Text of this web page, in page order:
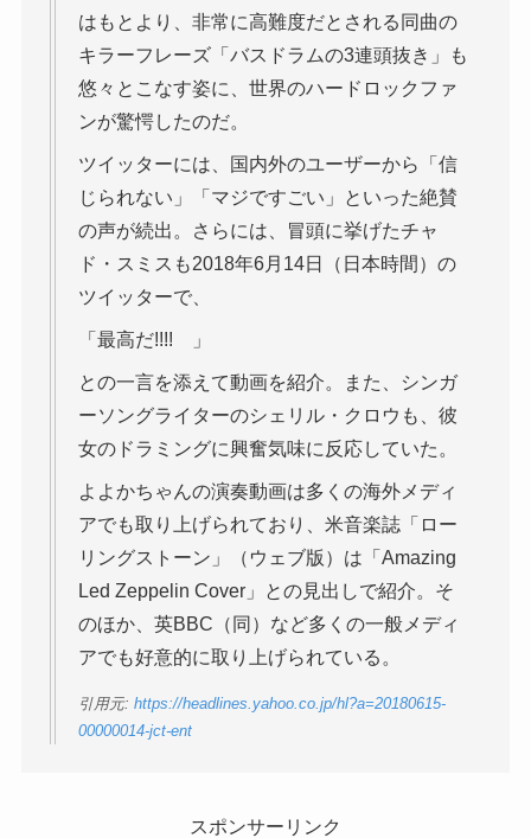
はもとより、非常に高難度だとされる同曲の
キラーフレーズ「バスドラムの3連頭抜き」も
悠々とこなす姿に、世界のハードロックファ
ンが驚愕したのだ。
ツイッターには、国内外のユーザーから「信
じられない」「マジですごい」といった絶賛
の声が続出。さらには、冒頭に挙げたチャ
ド・スミスも2018年6月14日（日本時間）の
ツイッターで、
「最高だ!!!! 」
との一言を添えて動画を紹介。また、シンガ
ーソングライターのシェリル・クロウも、彼
女のドラミングに興奮気味に反応していた。
よよかちゃんの演奏動画は多くの海外メディ
アでも取り上げられており、米音楽誌「ロー
リングストーン」（ウェブ版）は「Amazing
Led Zeppelin Cover」との見出しで紹介。そ
のほか、英BBC（同）など多くの一般メディ
アでも好意的に取り上げられている。
引用元: https://headlines.yahoo.co.jp/hl?a=20180615-
00000014-jct-ent
スポンサーリンク